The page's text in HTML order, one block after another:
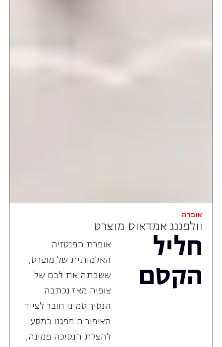
אופרה
וולפגנג אמדאוס מוצרט
חליל
הקסם
אופרת הפנטזיה
האלמותית של מוצרט,
ששבתה את לבם של
צופיה מאז נכתבה.
הנסיך טמינו חובר לצייד
הציפורים פפגנו במסע
להצלת הנסיכה פמינה,